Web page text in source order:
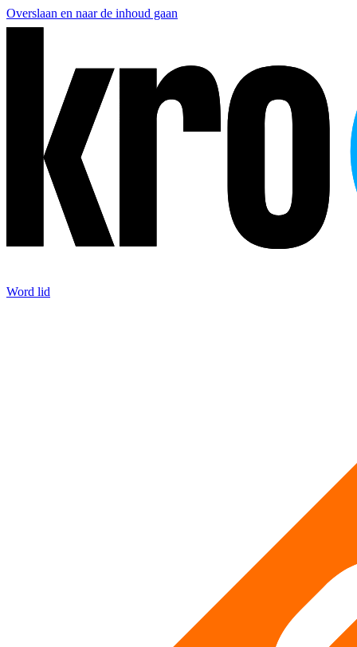
Overslaan en naar de inhoud gaan
Word lid